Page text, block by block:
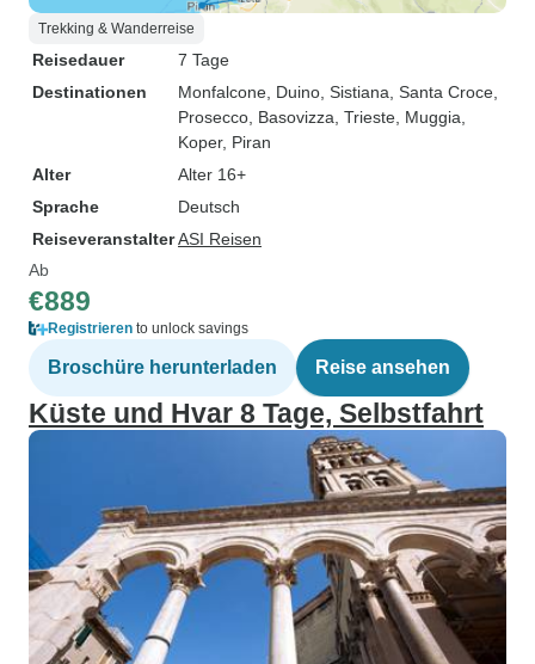
Trekking & Wanderreise
Reisedauer
7 Tage
Destinationen
Monfalcone , Duino , Sistiana , Santa Croce
Prosecco , Basovizza , Trieste , Muggia
Koper, Piran
Alter
Alter 16+
Sprache
Deutsch
ReiseveranstalterASI Reisen
Ab
€889
Registrieren to unlock savings
Broschüre herunterladen Reise ansehen
Küste und Hvar 8 Tage, Selbstfahrt